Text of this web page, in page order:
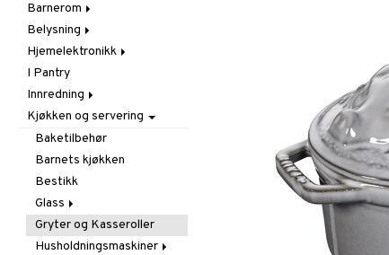
Baderomsinnredning
Baderomstekstiler
Baderomstilbehør
Barnerom
Barnelamper
Barnemøbler
Barneromsdekorasjon
Barneromsoppbevaring
Barneromstekstiler
Belysning
Belysningstilbehør
Innelamper
Bordlamper
Taklamper
LED-lys
Lyselykter og lysestaker
Utendørsbelysning
Hjemelektronikk
Lyd
I Pantry
Innredning
Dekorasjoner
Bøker
Figurer og Skulpturer
Klokker
Krukker
Metal Art
Vaser
Duftlys og duftspreder
Juledekorasjon
Lyselykter og lysestaker
Oppbevaring og hyller
Hengere og kroker
Hyller
Småmøbler
Kjøkken og servering
Baketilbehør
Barnets kjøkken
Bestikk
Glass
Drikkeglass
Drink- og Cocktailglass
Gryter og Kasseroller
Husholdningsmaskiner